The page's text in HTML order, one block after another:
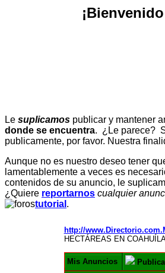
Le suplicamos publicar y mantener
donde se encuentra. ¿Le parece?
publicamente, por favor. Nuestra
Aunque no es nuestro deseo tener
lamentablemente a veces es
contenidos de su anuncio, le
¿Quiere reportarnos cualquier
tutorial .
http://
HECTÁREAS EN
Mis Anuncios